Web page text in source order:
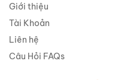
Giới thiệu
Tài Khoản
Liên hệ
Câu Hỏi FAQs